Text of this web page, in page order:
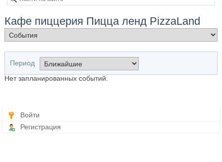
Кафе пиццерия Пицца ленд PizzaLand
Период
Нет запланированных событий.
Войти
Регистрация